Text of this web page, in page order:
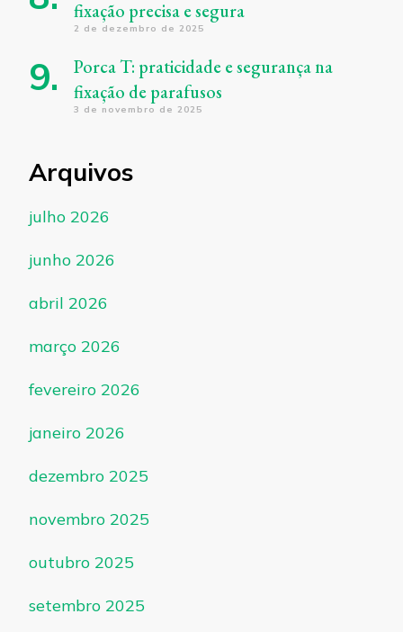
fixação precisa e segura
2 de dezembro de 2025
Porca T: praticidade e segurança na
fixação de parafusos
3 de novembro de 2025
Arquivos
julho 2026
junho 2026
abril 2026
março 2026
fevereiro 2026
janeiro 2026
dezembro 2025
novembro 2025
outubro 2025
setembro 2025